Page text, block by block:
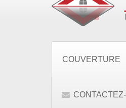
COUVERTURE